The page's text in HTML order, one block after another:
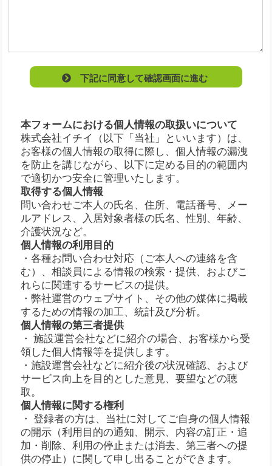
下記に同意して確認画面に進む
本フォームにおける個人情報の取扱いについて
株式会社イチイ（以下「当社」といいます）は、
お客様の個人情報の取得に際し、個人情報の漏洩
を防止を講じながら、以下に定める目的の範囲内
で適切かつ安全に管理いたします。
取得する個人情報
問い合わせご本人の氏名、住所、電話番号、メー
ルアドレス、入居対象者様の氏名、性別、年齢、
介護状況など。
個人情報の利用目的
・各種お問い合わせ対応（ご本人への連絡を含
む）、相談員による情報の検索・提供、およびこ
れらに関連するサービスの提供。
・弊社運営のウェブサイト、その他の媒体に掲載
するための情報の加工、統計及び分析。
個人情報の第三者提供
・ 施設運営会社などに紹介の場合、お客様から受
領した個人情報等を提供します。
・施設運営会社などに紹介後の状況確認、および
サービス向上を目的とした意見、要望などの聴
取。
個人情報に関する権利
・ 登録者の方は、当社に対してご自身の個人情報
の開示（利用目的の通知、開示、内容の訂正・追
加・削除、利用の停止または消去、第三者への提
供の停止）に関して申し出ることができます。